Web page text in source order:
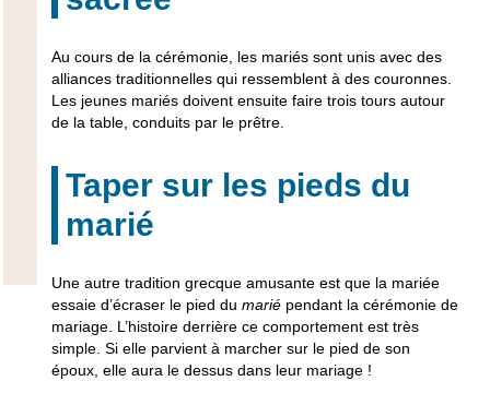
Au cours de la cérémonie, les mariés sont unis avec des
alliances traditionnelles qui ressemblent à des couronnes.
Les jeunes mariés doivent ensuite faire trois tours autour
de la table, conduits par le prêtre.
Taper sur les pieds du
marié
Une autre tradition grecqueamusante est que la mariée
essaie d’écraser le pied du mariépendant la cérémonie de
mariage. L’histoire derrière ce comportement est très
simple. Si elle parvient à marcher sur le pied de son
époux, elle aura le dessus dans leur mariage !